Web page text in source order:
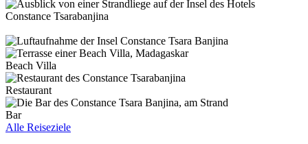
Beach Villa
Restaurant
Bar
Alle Reiseziele